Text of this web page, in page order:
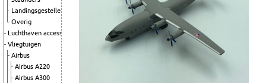
Landingsgestellen
Overig
Luchthaven accessoires
Vliegtuigen
Airbus
Airbus A220
Airbus A300